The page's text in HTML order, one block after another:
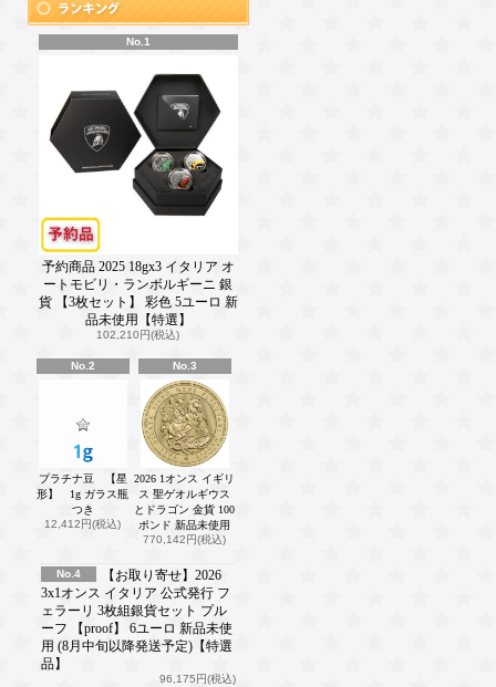
No.1
予約商品 2025 18gx3 イタリア オ
ートモビリ・ランボルギーニ 銀
貨 【3枚セット】 彩色 5ユーロ 新
品未使用【特選】
102,210円(税込)
No.2
プラチナ豆 【星
形】 1g ガラス瓶
つき
12,412円(税込)
No.3
2026 1オンス イギリ
ス 聖ゲオルギウス
とドラゴン 金貨 100
ポンド 新品未使用
770,142円(税込)
No.4
【お取り寄せ】2026
3x1オンス イタリア 公式発行 フ
ェラーリ 3枚組銀貨セット プル
ーフ 【proof】 6ユーロ 新品未使
用 (8月中旬以降発送予定)【特選
品】
96,175円(税込)